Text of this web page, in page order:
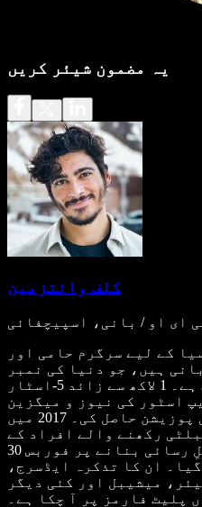
یہ مضمون شیئر کریں
کلف وائتزمین
ای او / بانی، اسپیچفائی
کے لیے سرگرم حامی اور
ہیں، جو دنیا کی نمبر
1 ٹیکسٹ ٹو اسپیچ ایپ ہے۔ 1 لاکھ سے زائد 5-اسٹار
اسٹور کی نیوز و میگزین
کیٹیگری میں پہلی پوزیشن حاصل کی۔ 2017 میں
رکھنے والے افراد کے
لیے انٹرنیٹ کو زیادہ قابلِ رسائی بنانے پر فوربس 30
کیا گیا۔ ان کا تذکرہ ایڈسرج،
میشیبل اور کئی دیگر
پلیٹ فارمز پر آ چکا ہے۔